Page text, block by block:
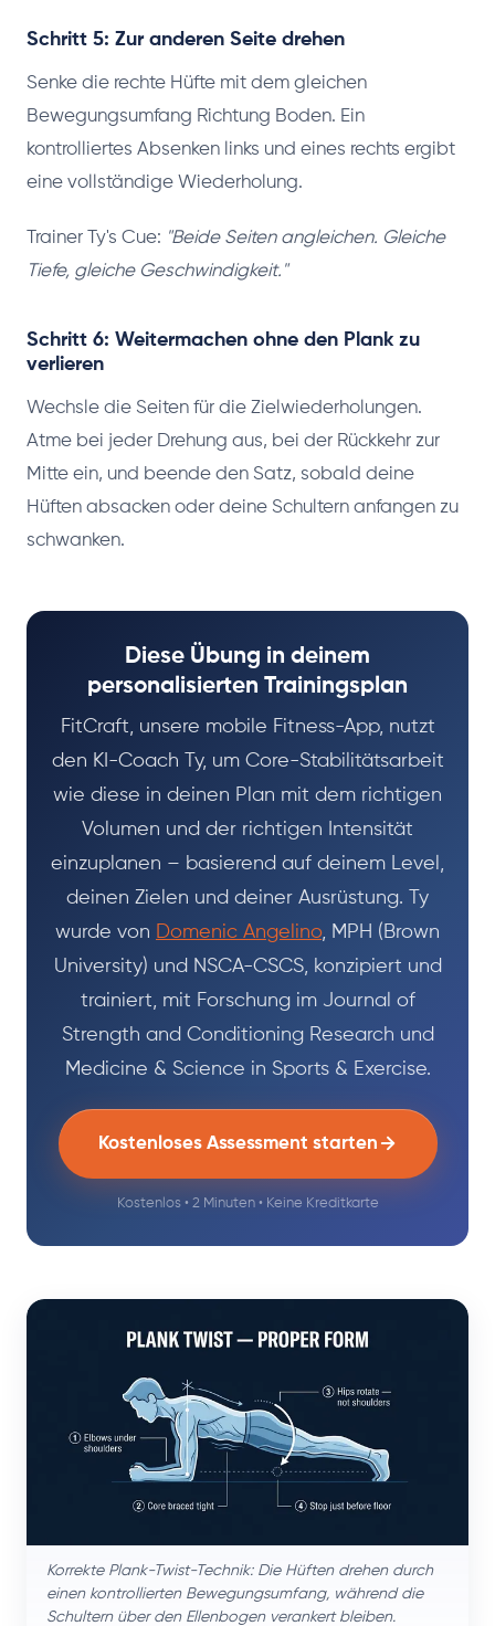
Schritt 5: Zur anderen Seite drehen
Senke die rechte Hüfte mit dem gleichen
Bewegungsumfang Richtung Boden. Ein
kontrolliertes Absenken links und eines rechts ergibt
eine vollständige Wiederholung.
Trainer Ty's Cue: "Beide Seiten angleichen. Gleiche
Tiefe, gleiche Geschwindigkeit."
Schritt 6: Weitermachen ohne den Plank zu
verlieren
Wechsle die Seiten für die Zielwiederholungen.
Atme bei jeder Drehung aus, bei der Rückkehr zur
Mitte ein, und beende den Satz, sobald deine
Hüften absacken oder deine Schultern anfangen zu
schwanken.
Diese Übung in deinem
personalisierten Trainingsplan
FitCraft, unsere mobile Fitness-App, nutzt
den KI-Coach Ty, um Core-Stabilitätsarbeit
wie diese in deinen Plan mit dem richtigen
Volumen und der richtigen Intensität
einzuplanen – basierend auf deinem Level,
deinen Zielen und deiner Ausrüstung. Ty
wurde von Domenic Angelino, MPH (Brown
University) und NSCA-CSCS, konzipiert und
trainiert, mit Forschung im Journal of
Strength and Conditioning Research und
Medicine & Science in Sports & Exercise.
Kostenloses Assessment starten
Kostenlos • 2 Minuten • Keine Kreditkarte
Korrekte Plank-Twist-Technik: Die Hüften drehen durch
einen kontrollierten Bewegungsumfang, während die
Schultern über den Ellenbogen verankert bleiben.